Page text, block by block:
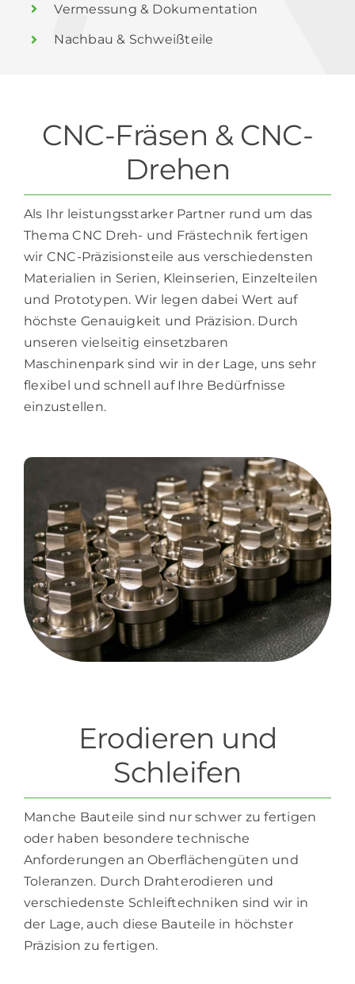
Vermessung & Dokumentation
Nachbau & Schweißteile
CNC-Fräsen & CNC-
Drehen
Als Ihr leistungsstarker Partner rund um das
Thema CNC Dreh- und Frästechnik fertigen
wir CNC-Präzisionsteile aus verschiedensten
Materialien in Serien, Kleinserien, Einzelteilen
und Prototypen. Wir legen dabei Wert auf
höchste Genauigkeit und Präzision. Durch
unseren vielseitig einsetzbaren
Maschinenpark sind wir in der Lage, uns sehr
flexibel und schnell auf Ihre Bedürfnisse
einzustellen.
Erodieren und
Schleifen
Manche Bauteile sind nur schwer zu fertigen
oder haben besondere technische
Anforderungen an Oberflächengüten und
Toleranzen. Durch Drahterodieren und
verschiedenste Schleiftechniken sind wir in
der Lage, auch diese Bauteile in höchster
Präzision zu fertigen.